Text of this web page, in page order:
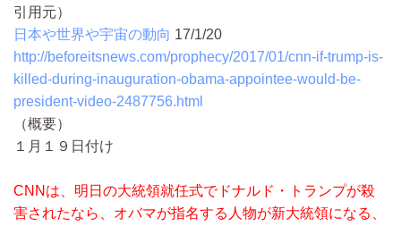
引用元）
日本や世界や宇宙の動向 17/1/20
http://beforeitsnews.com/prophecy/2017/01/cnn-if-trump-is-
killed-during-inauguration-obama-appointee-would-be-
president-video-2487756.html
（概要）
１月１９日付け
CNNは、明日の大統領就任式でドナルド・トランプが殺
害されたなら、オバマが指名する人物が新大統領になる、